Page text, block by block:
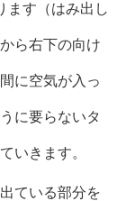
ます（はみ出し
ら右下の向け
に空気が入っ
に要らないタ
いきます。
ている部分を